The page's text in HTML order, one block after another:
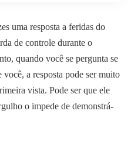
uma resposta a feridas do
de controle durante o
quando você se pergunta se
a resposta pode ser muito
vista. Pode ser que ele
o impede de demonstrá-